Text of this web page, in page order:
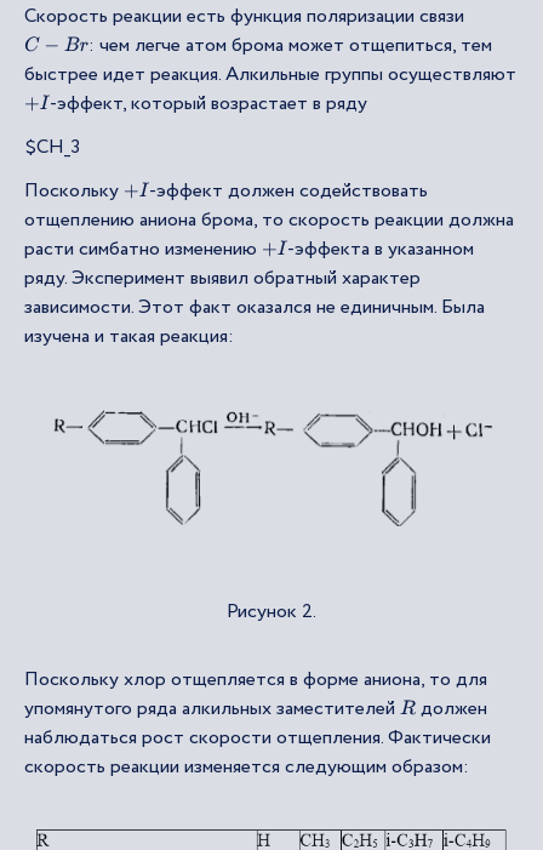
Скорость реакции есть функция поляризации связи
C−B r
: чем легче атом брома может отщепиться, тем
быстрее идет реакция. Алкильные группы осуществляют
+I -эффект, который возрастает в ряду
$CH_3
Поскольку +I -эффект должен содействовать
отщеплению аниона брома, то скорость реакции должна
расти симбатно изменению +I -эффекта в указанном
ряду. Эксперимент выявил обратный характер
зависимости. Этот факт оказался не единичным. Была
изучена и такая реакция:
Рисунок 2.
Поскольку хлор отщепляется в форме аниона, то для
упомянутого ряда алкильных заместителей Rдолжен
наблюдаться рост скорости отщепления. Фактически
скорость реакции изменяется следующим образом: